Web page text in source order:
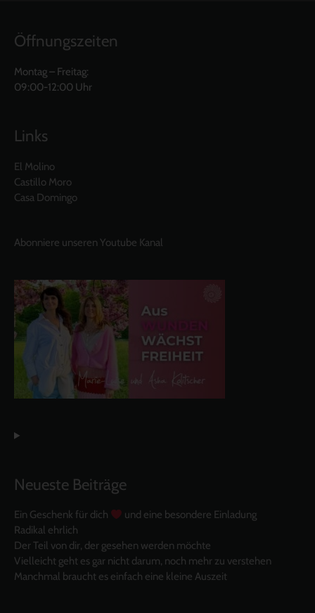
Öffnungszeiten
Montag – Freitag:
09:00-12:00 Uhr
Links
El Molino
Castillo Moro
Casa Domingo
Abonniere unseren Youtube Kanal
Neueste Beiträge
Ein Geschenk für dich
und eine besondere Einladung
Radikal ehrlich
Der Teil von dir, der gesehen werden möchte
Vielleicht geht es gar nicht darum, noch mehr zu verstehen
Manchmal braucht es einfach eine kleine Auszeit